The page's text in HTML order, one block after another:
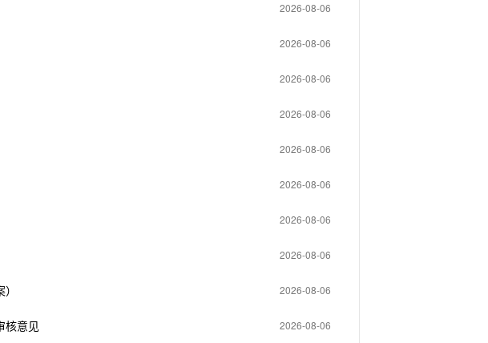
2026-08-06
2026-08-06
2026-08-06
2026-08-06
2026-08-06
2026-08-06
2026-08-06
2026-08-06
2026-08-06
核意见 2026-08-06